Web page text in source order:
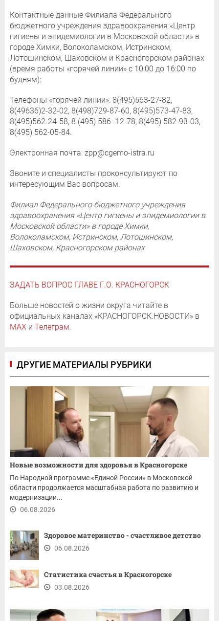
Контактные данные Филиала Федерального
бюджетного учреждения здравоохранения «Центр
гигиены и эпидемиологии в Московской области» в
городе Химки, Волоколамском, Истринском,
Лотошинском, Шаховском и Красногорском районах
(время работы «горячей линии» с 10:00 до 16:00 по
будням):
Телефоны «горячей линии»: 8(495)563-27-82,
8(49636)2-32-02, 8(498)729-87-60, 8(495)573-47-83,
8(495)562-24-58, 8 (495) 586 -12-78, 8(495) 582-93-03,
8(495) 562-05-84.
Электронная почта: zpp@cgemo-istra.ru
Звоните и специалисты проконсультируют по
интересующим Вас вопросам.
Филиал Федерального бюджетного учреждения
здравоохранения «Центр гигиены и эпидемиологии в
Московской области» в городе Химки,
Волоколамском, Истринском, Лотошинском,
Шаховском, Красногорском районах
ЗАДАТЬ ВОПРОС ГЛАВЕ Г.О. КРАСНОГОРСК
Больше новостей о жизни округа читайте в
официальных каналах «КРАСНОГОРСК.НОВОСТИ» в
MAX и Телеграм.
ДРУГИЕ МАТЕРИАЛЫ РУБРИКИ
Новые возможности для здоровья в Красногорске
По Народной программе «Единой России» в Московской
области продолжается масштабная работа по развитию и
модернизации...
06.08.2026
Здоровое материнство - счастливое детство
06.08.2026
Статистика счастья в Красногорске
03.08.2026